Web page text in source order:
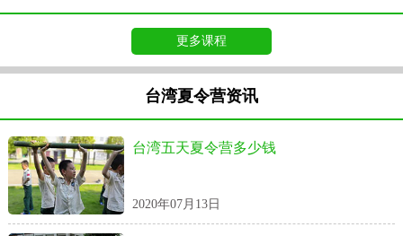
更多课程
台湾夏令营资讯
台湾五天夏令营多少钱
2020年07月13日